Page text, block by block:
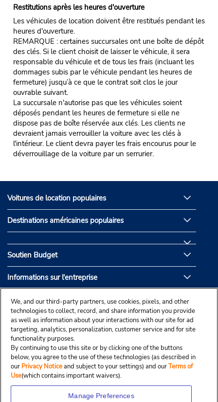
Restitutions après les heures d'ouverture
Les véhicules de location doivent être restitués pendant les
heures d'ouverture.
REMARQUE : certaines succursales ont une boîte de dépôt
des clés. Si le client choisit de laisser le véhicule, il sera
responsable du véhicule et de tous les frais (incluant les
dommages subis par le véhicule pendant les heures de
fermeture) jusqu’à ce que le contrat soit clos le jour
ouvrable suivant.
La succursale n'autorise pas que les véhicules soient
déposés pendant les heures de fermeture si elle ne
dispose pas de boîte réservée aux clés. Les clients ne
devraient jamais verrouiller la voiture avec les clés à
l'intérieur. Le client devra payer les frais encourus pour le
déverrouillage de la voiture par un serrurier.
Voitures de location populaires
Destinations américaines populaires
Soutien Budget
Informations sur l'entreprise
Partenaires de Budget
We, and our third-party partners, use cookies, pixels, and other
technologies to collect, record, and share information you provide
as well as information about your interactions with our site for ad
targeting, analytics, personalization, customer service and for site
functionality purposes.
By continuing to use this site or by clicking one of the buttons
below, you agree to the use of these technologies (as described in
our Privacy Noticeand subject to your settings) and ourTerms of
Use(which contains important waivers).
Manage Preferences